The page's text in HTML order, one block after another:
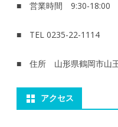
■ 営業時間 9:30-18:00
■ TEL 0235-22-1114
■ 住所 山形県鶴岡市山
アクセス